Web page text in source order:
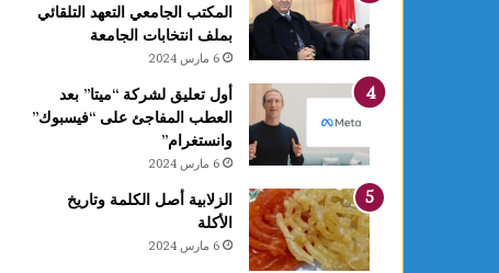
المكتب الجامعي التعهد التلقائي
بملف انتخابات الجامعة
6 مارس 2024
أول تعليق لشركة “ميتا” بعد
العطب المفاجئ على “فيسبوك”
وانستغرام”
6 مارس 2024
الزلابية أصل الكلمة وتاريخ
الأكلة
6 مارس 2024